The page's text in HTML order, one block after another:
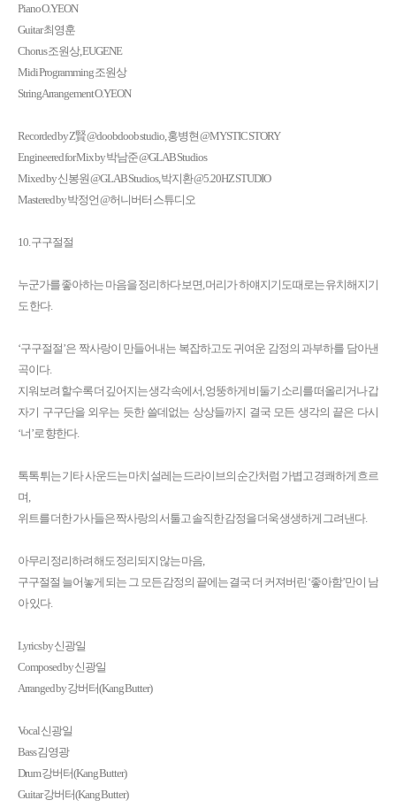
Piano O.YEON
Guitar 최영훈
Chorus 조원상, EUGENE
Midi Programming 조원상
String Arrangement O.YEON
Recorded by Z賢 @doobdoob studio, 홍병현 @MYSTIC STORY
Engineered for Mix by 박남준 @GLAB Studios
Mixed by 신봉원 @GLAB Studios, 박지환 @5.20HZ STUDIO
Mastered by 박정언 @허니버터 스튜디오
10. 구구절절
누군가를 좋아하는 마음을 정리하다 보면, 머리가 하얘지기도 때로는 유치해지기
도 한다.
‘구구절절’은 짝사랑이 만들어내는 복잡하고도 귀여운 감정의 과부하를 담아낸
곡이다.
지워보려 할수록 더 깊어지는 생각 속에서, 엉뚱하게 비둘기 소리를 떠올리거나 갑
자기 구구단을 외우는 듯한 쓸데없는 상상들까지 결국 모든 생각의 끝은 다시
‘너’로 향한다.
톡톡 튀는 기타 사운드는 마치 설레는 드라이브의 순간처럼 가볍고 경쾌하게 흐르
며,
위트를 더한 가사들은 짝사랑의 서툴고 솔직한 감정을 더욱 생생하게 그려낸다.
아무리 정리하려 해도 정리되지 않는 마음,
구구절절 늘어놓게 되는 그 모든 감정의 끝에는 결국 더 커져버린 ‘좋아함’만이 남
아 있다.
Lyrics by 신광일
Composed by 신광일
Arranged by 강버터(Kang Butter)
Vocal 신광일
Bass 김영광
Drum 강버터(Kang Butter)
Guitar 강버터(Kang Butter)